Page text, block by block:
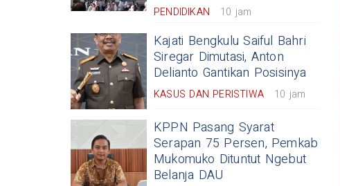
PENDIDIKAN 10 jam
Kajati Bengkulu Saiful Bahri
Siregar Dimutasi, Anton
Delianto Gantikan Posisinya
KASUS DAN PERISTIWA 10 jam
KPPN Pasang Syarat
Serapan 75 Persen, Pemkab
Mukomuko Dituntut Ngebut
Belanja DAU